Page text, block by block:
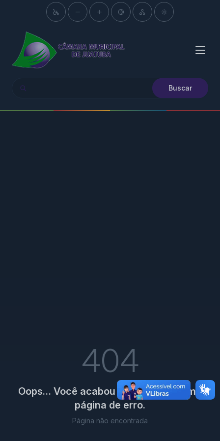
Buscar
404
Oops… Você acabou de encontrar uma
página de erro.
Página não encontrada